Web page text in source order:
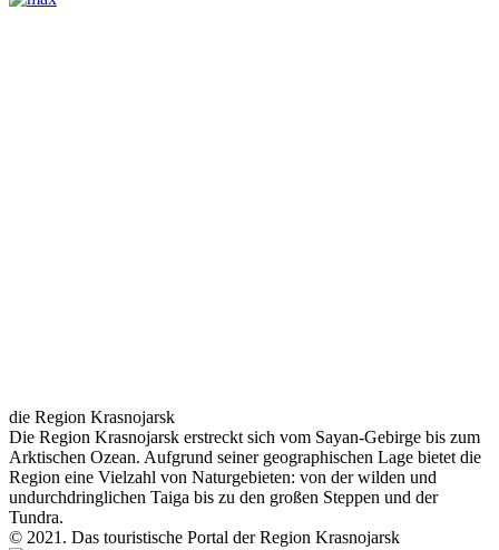
die Region Krasnojarsk
Die Region Krasnojarsk erstreckt sich vom Sayan-Gebirge bis zum
Arktischen Ozean. Aufgrund seiner geographischen Lage bietet die
Region eine Vielzahl von Naturgebieten: von der wilden und
undurchdringlichen Taiga bis zu den großen Steppen und der
Tundra.
© 2021. Das touristische Portal der Region Krasnojarsk